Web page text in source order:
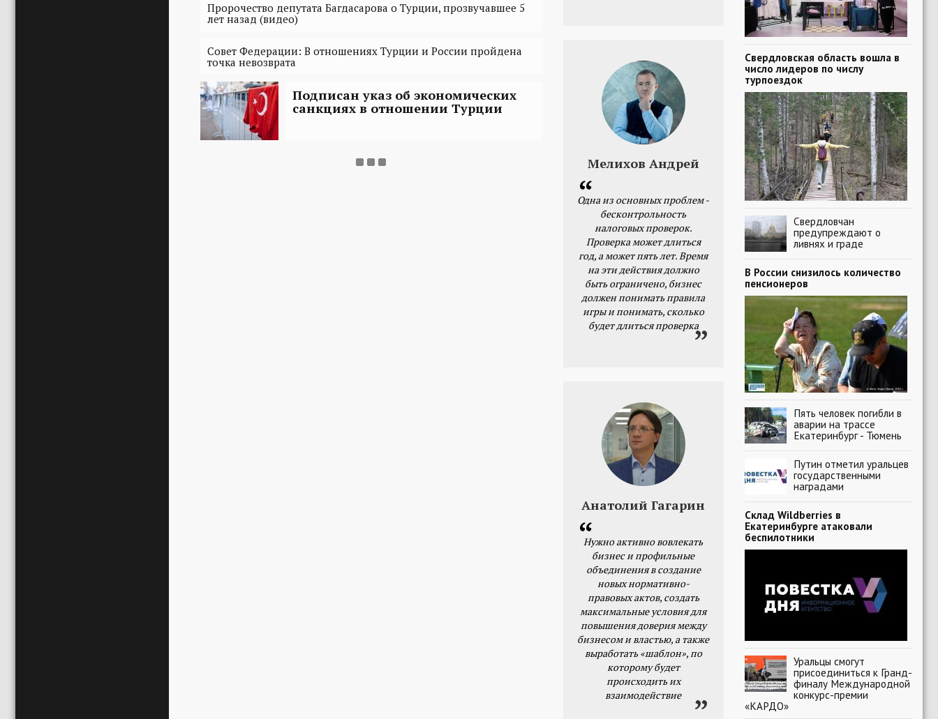
Пророчество депутата Багдасарова о Турции, прозвучавшее 5
лет назад (видео)
Совет Федерации: В отношениях Турции и России пройдена
точка невозврата
Подписан указ об экономических
санкциях в отношении Турции
Мелихов Андрей
Одна из основных проблем -
бесконтрольность
налоговых проверок.
Проверка может длиться
год, а может пять лет. Время
на эти действия должно
быть ограничено, бизнес
должен понимать правила
игры и понимать, сколько
будет длиться проверка
Анатолий Гагарин
Нужно активно вовлекать
бизнес и профильные
объединения в создание
новых нормативно-
правовых актов, создать
максимальные условия для
повышения доверия между
бизнесом и властью, а также
выработать «шаблон», по
которому будет
происходить их
взаимодействие
Свердловская область вошла в
число лидеров по числу
турпоездок
Свердловчан
предупреждают о
ливнях и граде
В России снизилось количество
пенсионеров
Пять человек погибли в
аварии на трассе
Екатеринбург - Тюмень
Путин отметил уральцев
государственными
наградами
Склад Wildberries в
Екатеринбурге атаковали
беспилотники
Уральцы смогут
присоединиться к Гранд-
финалу Международной
конкурс-премии
«КАРДО»